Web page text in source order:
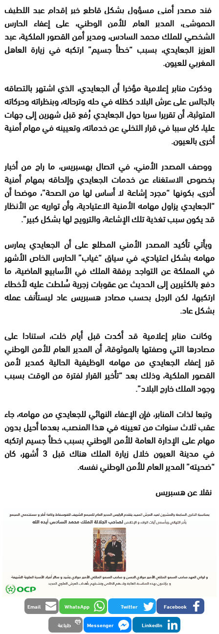
فند مصدر أمني مسؤول بشكل قاطع خبرإقدام عبد اللطيف
الحموشي، المدير العام للأمن الوطني، على إعفاء الحارس
الشخصي للملك محمد السادس، ومدير أمن القصور الملكية، عبد
العزيز الجعايدي، بسبب “خطأ جسيم” ارتكبه في زيارة العاهل
المغربي للعيون.
وذكرت منابر إعلامية مؤخرا أن الجعايدي، الذي اشتهر بالتصاقه
بالجالس على عرش البلاد كظله في حله وترحاله، وبنظراته وحركاته
المتوثبة، أن تقريرا سريا حول الجعايدي رُفع قبل شهرين إلى جهات
عليا، كان سببا في قرار التخلي عن خدماته، وتعيينه في مهام أمنية
أخرى بالعيون.
ووصف المصدر الأمني، في اتصال بهسبريس، ما راج من أخبار
بخصوص الاستغناء عن خدمات الجعايدي وإلحاقه بمهام أمنية
أخرى، بكونها “مجرد إشاعة لا أساس لها من الصحة”، موضحا أن
“الجعايدي يزاول مهامه الأمنية الاعتيادية، وأن تواريه عن الأنظار
قد يكون سبب تغذية تلك الإشاعة، والترويج لها بشكل كبير”.
ويأتي تأكيد المصدر الأمني المطلع على أن الجعايدي يمارس
مهامه بشكل اعتيادي، في سياق “غياب” الحارس الخاص الأشهر
في المملكة عن التواجد برفقة الملك في الأسابيع الماضية، ما
دفع بالكثيرين إلى الحديث عن عقوبات زجرية سُلطت عليه لأخطاء
ارتكبها، لكن الرجل بحسب مصادر هسبريس عاد ليستأنف عمله
بشكل عاد.
وكانت منابر إعلامية قد أكدت قبل أيام خلت، استنادا على
مصادرها التي وصفتها بالموثوقة، أن المدير العام للأمن الوطني
قرر إعفاء الجعايدي من مهامه الوظيفية الحالية كمدير لأمن
القصور الملكية، وذلك بعد “تأخير القرار لفترة من الوقت بسبب
وجود الملك خارج البلاد”.
وتبعا لذات المنابر، فإن الإعفاء النهائي للجعايدي من مهامه، جاء
عقب ثلاث سنوات من تعيينه في هذا المنصب، بعدما أحيل بدون
مهام على الإدارة العامة للأمن الوطني بسبب خطأ جسيم ارتكبه
في مدينة العيون خلال زيارة الملك هناك قبل 3 أشهر، كان
“ضحيته” المدير العام للأمن الوطني نفسه.
نقلا عن هسبريس
Facebook
Twitter
WhatsApp
Email
LinkedIn
Messenger طباعة